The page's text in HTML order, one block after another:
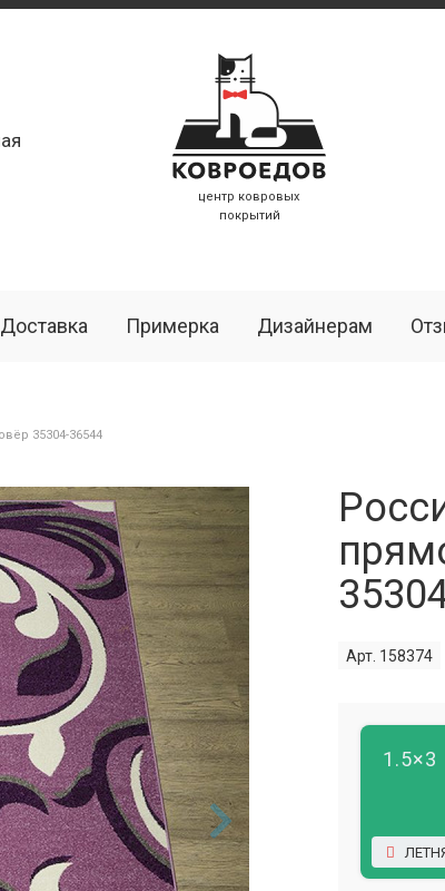
центр ковровых
покрытий
Доставка Примерка Дизайнерам
35304-36544
Арт. 158374
1.5×3